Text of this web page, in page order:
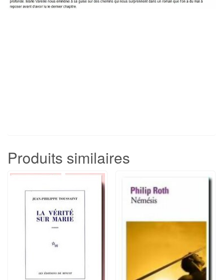
Produits similaires